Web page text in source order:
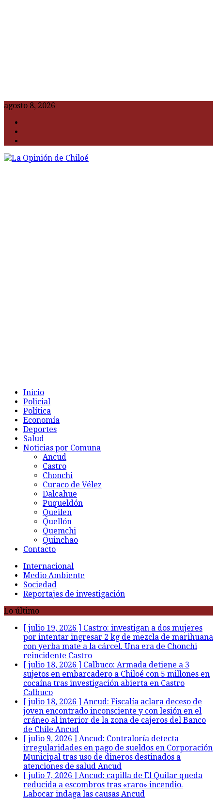
agosto 8, 2026
Inicio
Policial
Política
Economía
Deportes
Salud
Noticias por Comuna
Ancud
Castro
Chonchi
Curaco de Vélez
Dalcahue
Puqueldón
Queilen
Quellón
Quemchi
Quinchao
Contacto
Internacional
Medio Ambiente
Sociedad
Reportajes de investigación
Lo último
[ julio 19, 2026 ] Castro: investigan a dos mujeres
por intentar ingresar 2 kg de mezcla de marihuana
con yerba mate a la cárcel. Una era de Chonchi
reincidente Castro
[ julio 18, 2026 ] Calbuco: Armada detiene a 3
sujetos en embarcadero a Chiloé con 5 millones en
cocaína tras investigación abierta en Castro
Calbuco
[ julio 18, 2026 ] Ancud: Fiscalía aclara deceso de
joven encontrado inconsciente y con lesión en el
cráneo al interior de la zona de cajeros del Banco
de Chile Ancud
[ julio 9, 2026 ] Ancud: Contraloría detecta
irregularidades en pago de sueldos en Corporación
Municipal tras uso de dineros destinados a
atenciones de salud Ancud
[ julio 7, 2026 ] Ancud: capilla de El Quilar queda
reducida a escombros tras «raro» incendio.
Labocar indaga las causas Ancud